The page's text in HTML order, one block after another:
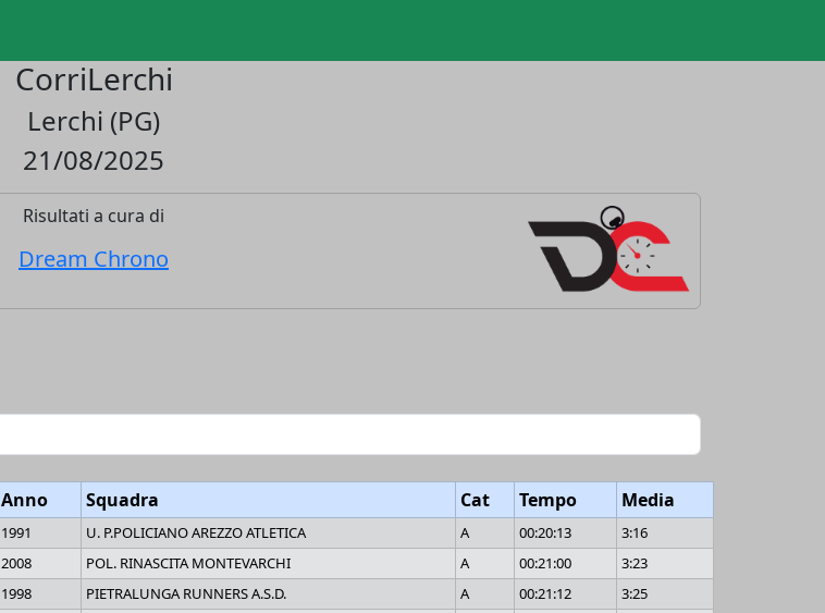
CorriLerchi
Lerchi (PG)
21/08/2025
Risultati a cura di
Dream Chrono
Anno Squadra Cat Tempo Media
1991 U. P.POLICIANO AREZZO ATLETICA A 00:20:13
3:16
2008 POL. RINASCITA MONTEVARCHI A 00:21:00
3:23
1998 PIETRALUNGA RUNNERS A.S.D. A 00:21:12
3:25